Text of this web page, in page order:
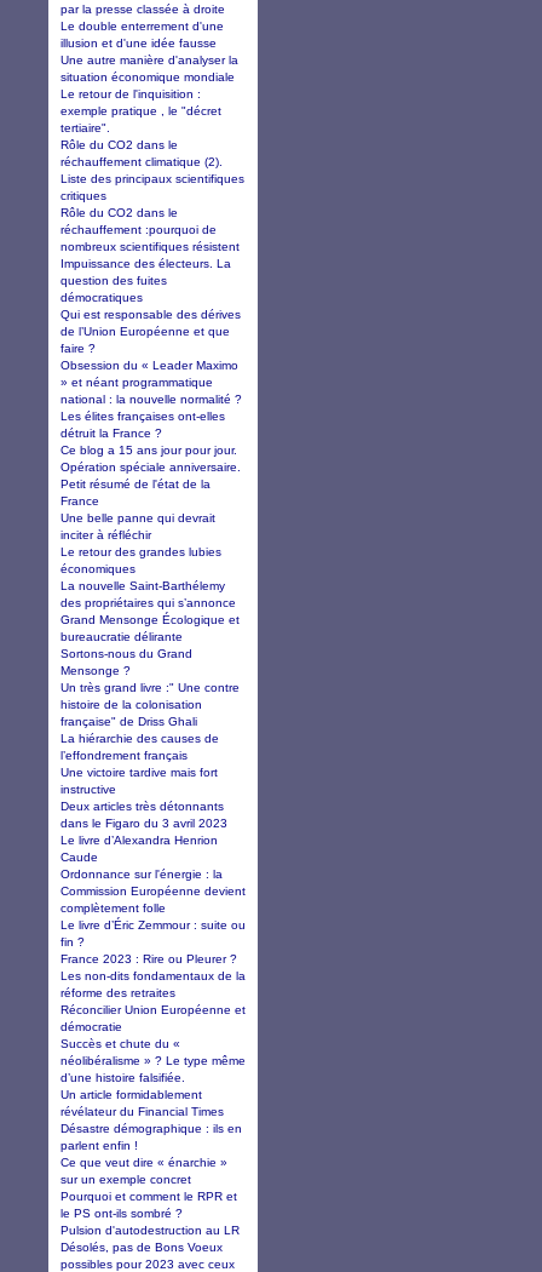
par la presse classée à droite
Le double enterrement d'une
illusion et d'une idée fausse
Une autre manière d'analyser la
situation économique mondiale
Le retour de l'inquisition :
exemple pratique , le "décret
tertiaire".
Rôle du CO2 dans le
réchauffement climatique (2).
Liste des principaux scientifiques
critiques
Rôle du CO2 dans le
réchauffement :pourquoi de
nombreux scientifiques résistent
Impuissance des électeurs. La
question des fuites
démocratiques
Qui est responsable des dérives
de l’Union Européenne et que
faire ?
Obsession du « Leader Maximo
» et néant programmatique
national : la nouvelle normalité ?
Les élites françaises ont-elles
détruit la France ?
Ce blog a 15 ans jour pour jour.
Opération spéciale anniversaire.
Petit résumé de l'état de la
France
Une belle panne qui devrait
inciter à réfléchir
Le retour des grandes lubies
économiques
La nouvelle Saint-Barthélemy
des propriétaires qui s’annonce
Grand Mensonge Écologique et
bureaucratie délirante
Sortons-nous du Grand
Mensonge ?
Un très grand livre :" Une contre
histoire de la colonisation
française" de Driss Ghali
La hiérarchie des causes de
l’effondrement français
Une victoire tardive mais fort
instructive
Deux articles très détonnants
dans le Figaro du 3 avril 2023
Le livre d’Alexandra Henrion
Caude
Ordonnance sur l'énergie : la
Commission Européenne devient
complètement folle
Le livre d’Éric Zemmour : suite ou
fin ?
France 2023 : Rire ou Pleurer ?
Les non-dits fondamentaux de la
réforme des retraites
Réconcilier Union Européenne et
démocratie
Succès et chute du «
néolibéralisme » ? Le type même
d’une histoire falsifiée.
Un article formidablement
révélateur du Financial Times
Désastre démographique : ils en
parlent enfin !
Ce que veut dire « énarchie »
sur un exemple concret
Pourquoi et comment le RPR et
le PS ont-ils sombré ?
Pulsion d'autodestruction au LR
Désolés, pas de Bons Voeux
possibles pour 2023 avec ceux